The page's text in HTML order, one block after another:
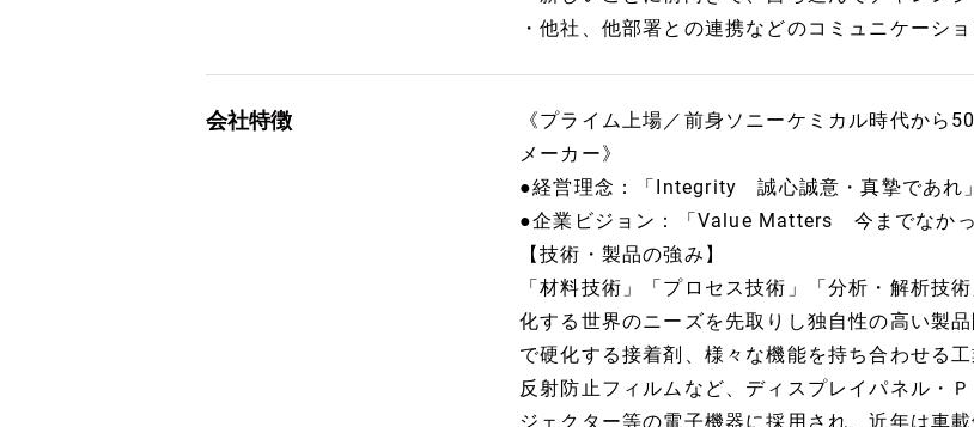
・他社、他部署との連携などのコミュニケーシ
会社特徴
《プライム上場／前身ソニーケミカル時代から
メーカー》
●経営理念：「Integrity 誠心誠意・真摯であれ」
●企業ビジョン：「Value Matters 今までなかっ
【技術・製品の強み】
「材料技術」「プロセス技術」「分析・解析技
化する世界のニーズを先取りし独自性の高い製
で硬化する接着剤、様々な機能を持ち合わせる
反射防止フィルムなど、ディスプレイパネル・
ジェクター等の電子機器に採用され、近年は車